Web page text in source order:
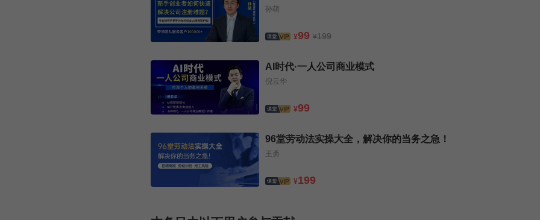
孙萌
¥99 ¥199
AI时代·一人公司商业模式
倪云华
¥99
96堂劳动法实操大全，解决你的当务之急！
王勇
¥199